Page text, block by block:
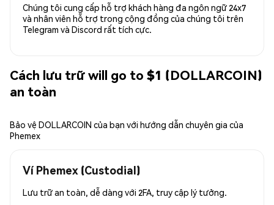
Chúng tôi cung cấp hỗ trợ khách hàng đa ngôn ngữ 24x7
và nhân viên hỗ trợ trong cộng đồng của chúng tôi trên
Telegram và Discord rất tích cực.
Cách lưu trữ will go to $1 (DOLLARCOIN)
an toàn
Bảo vệ DOLLARCOIN của bạn với hướng dẫn chuyên gia của
Phemex
Ví Phemex (Custodial)
Lưu trữ an toàn, dễ dàng với 2FA, truy cập lý tưởng.